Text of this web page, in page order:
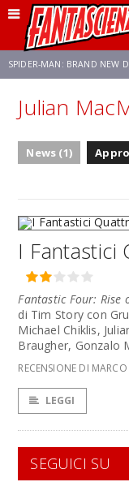
SPIDER-MAN: BRAND NEW
FRANCO RICCIARDIELLO
Julian
News (1)
I Fantastici
Fantastic Four: Rise
di Tim Story con
Michael Chiklis,
Braugher, Gonzalo
RECENSIONE DI
LEGGI
SEGUICI SU